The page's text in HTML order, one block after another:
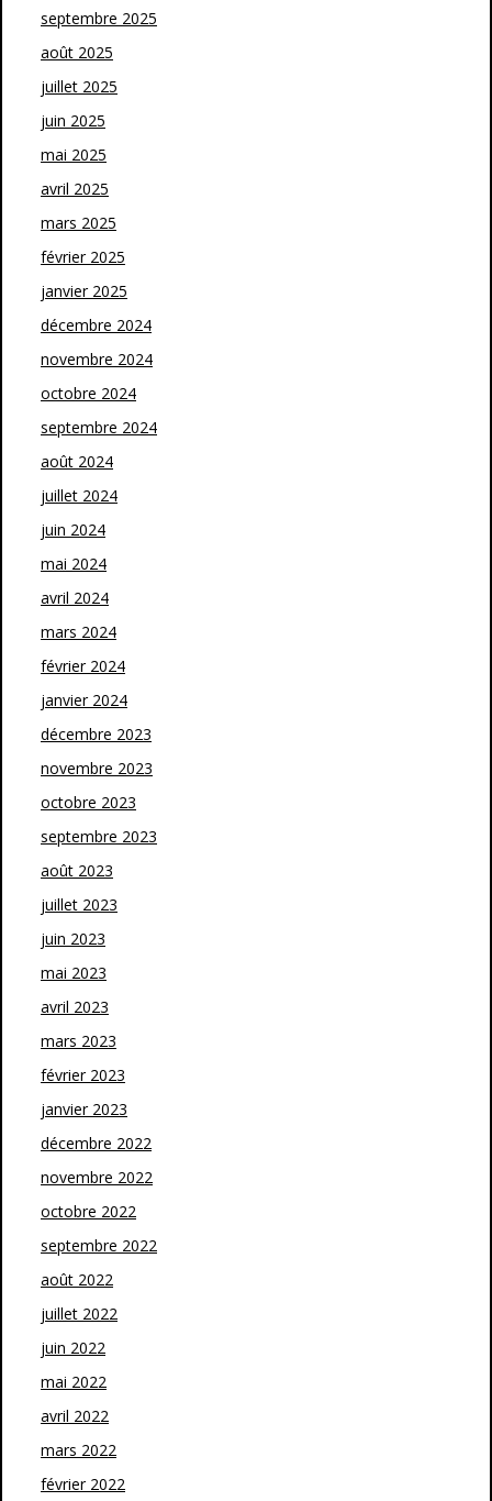
septembre 2025
août 2025
juillet 2025
juin 2025
mai 2025
avril 2025
mars 2025
février 2025
janvier 2025
décembre 2024
novembre 2024
octobre 2024
septembre 2024
août 2024
juillet 2024
juin 2024
mai 2024
avril 2024
mars 2024
février 2024
janvier 2024
décembre 2023
novembre 2023
octobre 2023
septembre 2023
août 2023
juillet 2023
juin 2023
mai 2023
avril 2023
mars 2023
février 2023
janvier 2023
décembre 2022
novembre 2022
octobre 2022
septembre 2022
août 2022
juillet 2022
juin 2022
mai 2022
avril 2022
mars 2022
février 2022